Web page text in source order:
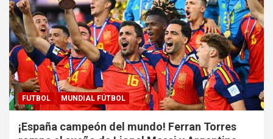
FUTBOL MUNDIAL FÚTBOL
¡España campeón del mundo! Ferran Torres